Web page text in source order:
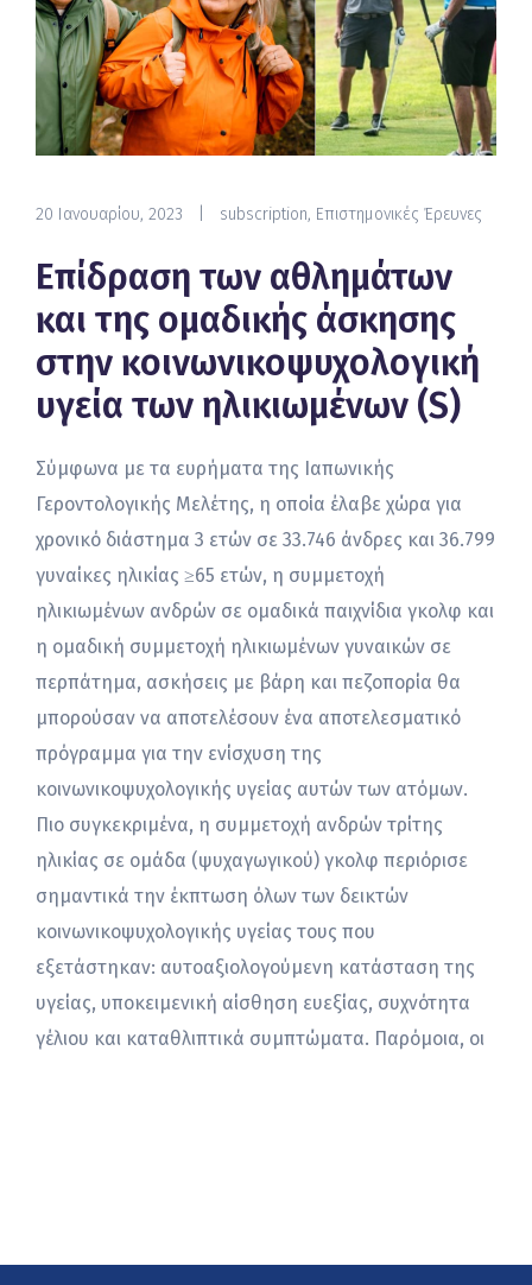
20 Ιανουαρίου, 2023 subscription, Επιστημονικές Έρευνες
Επίδραση των αθλημάτων
και της ομαδικής άσκησης
στην κοινωνικοψυχολογική
υγεία των ηλικιωμένων (S)
Σύμφωνα με τα ευρήματα της Ιαπωνικής
Γεροντολογικής Μελέτης, η οποία έλαβε χώρα για
χρονικό διάστημα 3 ετών σε 33.746 άνδρες και 36.799
γυναίκες ηλικίας ≥65 ετών, η συμμετοχή
ηλικιωμένων ανδρών σε ομαδικά παιχνίδια γκολφ και
η ομαδική συμμετοχή ηλικιωμένων γυναικών σε
περπάτημα, ασκήσεις με βάρη και πεζοπορία θα
μπορούσαν να αποτελέσουν ένα αποτελεσματικό
πρόγραμμα για την ενίσχυση της
κοινωνικοψυχολογικής υγείας αυτών των ατόμων.
Πιο συγκεκριμένα, η συμμετοχή ανδρών τρίτης
ηλικίας σε ομάδα (ψυχαγωγικού) γκολφ περιόρισε
σημαντικά την έκπτωση όλων των δεικτών
κοινωνικοψυχολογικής υγείας τους που
εξετάστηκαν: αυτοαξιολογούμενη κατάσταση της
υγείας, υποκειμενική αίσθηση ευεξίας, συχνότητα
γέλιου και καταθλιπτικά συμπτώματα. Παρόμοια, οι